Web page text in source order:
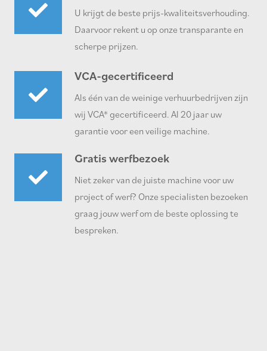
U krijgt de beste prijs-kwaliteitsverhouding.
Daarvoor rekent u op onze transparante en
scherpe prijzen.
VCA-gecertificeerd
Als één van de weinige verhuurbedrijven zijn
wij VCA* gecertificeerd. Al 20 jaar uw
garantie voor een veilige machine.
Gratis werfbezoek
Niet zeker van de juiste machine voor uw
project of werf? Onze specialisten bezoeken
graag jouw werf om de beste oplossing te
bespreken.